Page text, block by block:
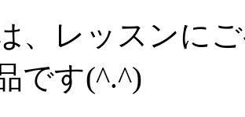
、レッスンに
です(^.^)